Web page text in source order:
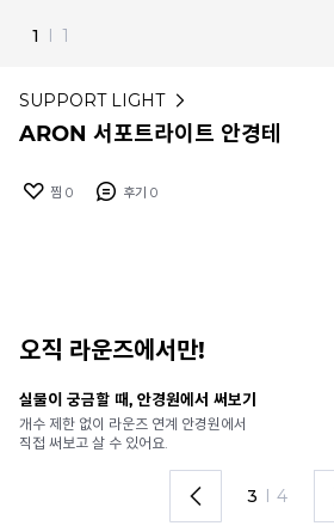
1 I 1
SUPPORT LIGHT
ARON 서포트라이트 안경테
찜 0 후기 0
오직 라운즈에서만!
실물이 궁금할 때, 안경원에서 써보기
개수 제한 없이 라운즈 연계 안경원에서
직접 써보고 살 수 있어요.
3 I 4